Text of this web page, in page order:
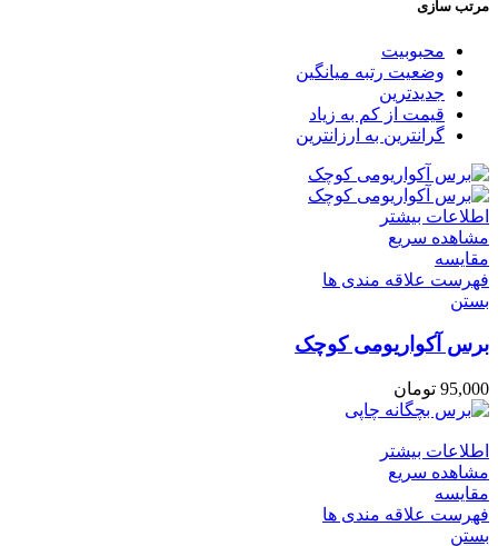
مرتب سازی
محبوبیت
وضعیت رتبه میانگین
جدیدترین
قیمت از کم به زیاد
گرانترین به ارزانترین
اطلاعات بیشتر
مشاهده سریع
مقایسه
فهرست علاقه مندی ها
بستن
برس آکواریومی کوچک
95,000 تومان
اطلاعات بیشتر
مشاهده سریع
مقایسه
فهرست علاقه مندی ها
بستن